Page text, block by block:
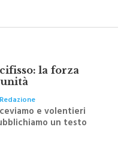
la forza
Redazione
e volentieri